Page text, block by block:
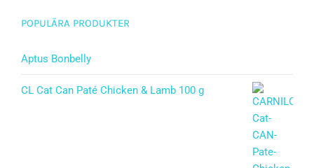
POPULÄRA PRODUKTER
Aptus Bonbelly
CL Cat Can Paté Chicken & Lamb 100 g